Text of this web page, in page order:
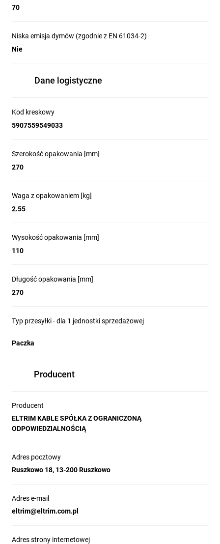
70
Niska emisja dymów (zgodnie z EN 61034-2)
Nie
Dane logistyczne
Kod kreskowy
5907559549033
Szerokość opakowania [mm]
270
Waga z opakowaniem [kg]
2.55
Wysokość opakowania [mm]
110
Długość opakowania [mm]
270
Typ przesyłki - dla 1 jednostki sprzedażowej
Paczka
Producent
Producent
ELTRIM KABLE SPÓŁKA Z OGRANICZONĄ
ODPOWIEDZIALNOŚCIĄ
Adres pocztowy
Ruszkowo 18, 13-200 Ruszkowo
Adres e-mail
eltrim@eltrim.com.pl
Adres strony internetowej